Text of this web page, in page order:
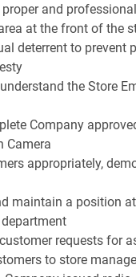
and
at the front of the
deterrent to prevent
the Store
Company
Camera
appropriately,
maintain a position
requests for
to store